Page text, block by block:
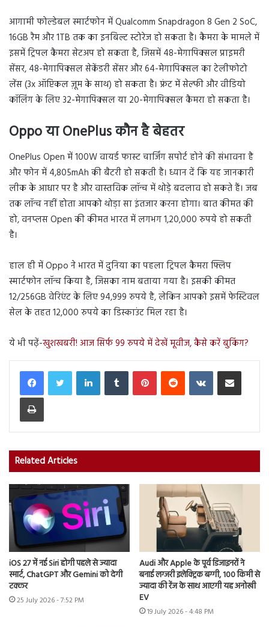
आगामी फोल्डेबल स्मार्टफोन में Qualcomm Snapdragon 8 Gen 2 SoC,
16GB रैम और 1TB तक का इनबिल्ट स्टोरेज हो सकता है। कैमरा के मामले में
इसमें ट्रिपल कैमरा सेटअप हो सकता है, जिसमें 48-मेगापिक्सल प्राइमरी
सेंसर, 48-मेगापिक्सल सेकेंडरी सेंसर और 64-मेगापिक्सल का टेलीफोटो
लेंस (3x ऑप्टिकल ज़ूम के साथ) हो सकता है। फ्रंट में सेल्फी और वीडियो
कॉलिंग के लिए 32-मेगापिक्सल या 20-मेगापिक्सल कैमरा हो सकता है।
Oppo या OnePlus कौन है बेहतर
OnePlus Open में 100W वायर्ड फास्ट चार्जिंग सपोर्ट होने की संभावना है
और फोन में 4,805mAh की बैटरी हो सकती है। ध्यान दें कि यह जानकारी
लीक के आधार पर है और वास्तविक लॉन्च में थोड़े बदलाव हो सकते हैं। जब
तक लॉन्च नहीं होता आपको थोड़ा सा इंतजार करना होगा। बात कीमत की
हो, वनप्लस Open की कीमत भारत में लगभग 1,20,000 रुपये हो सकती
है।
हाल ही में Oppo ने भारत में दुनिया का पहला ट्रिपल कैमरा फ्लिप
स्मार्टफोन लॉन्च किया है, जिसका नाम बताया गया है। इसकी कीमत
12/256GB वेरिएंट के लिए 94,999 रुपये है, लेकिन आपको इसमें फेस्टिवल
सेल के तहत 12,000 रुपये का डिस्काउंट मिल रहा है।
ये भी पढ़ें-खुशखबरी! आज सिर्फ 99 रुपये में देखें मूवीज, कैसे करें बुकिंग?
LinkedInTumblr PinterestReddit VKontakteShare via Email
Print
Related Articles
iOS 27 में नई Siri होगी पहले से ज्यादा
स्मार्ट, ChatGPT और Gemini को देगी
टक्कर
25 July 2026 - 7:52 PM
Audi और Apple के पूर्व डिजाइनरों ने
बनाई लग्जरी इलेक्ट्रिक बग्गी, 100 किमी से
ज्यादा की रेंज के साथ आएगी यह अनोखी
EV
19 July 2026 - 4:48 PM